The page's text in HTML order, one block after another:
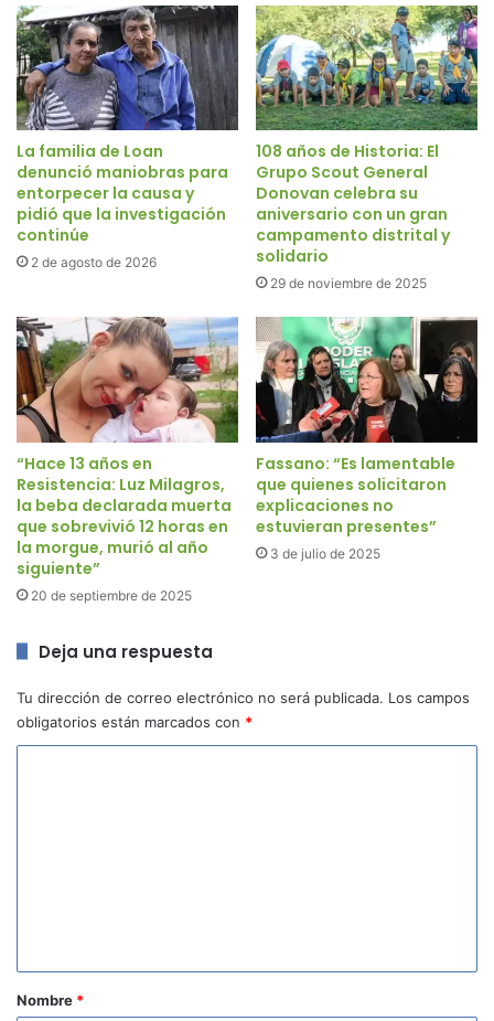
La familia de Loan
denunció maniobras para
entorpecer la causa y
pidió que la investigación
continúe
2 de agosto de 2026
108 años de Historia: El
Grupo Scout General
Donovan celebra su
aniversario con un gran
campamento distrital y
solidario
29 de noviembre de 2025
“Hace 13 años en
Resistencia: Luz Milagros,
la beba declarada muerta
que sobrevivió 12 horas en
la morgue, murió al año
siguiente”
20 de septiembre de 2025
Fassano: “Es lamentable
que quienes solicitaron
explicaciones no
estuvieran presentes”
3 de julio de 2025
Deja una respuesta
Tu dirección de correo electrónico no será publicada. Los campos
obligatorios están marcados con *
rNombre *